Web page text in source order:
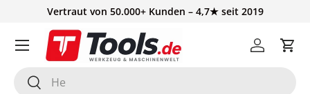
Vertraut von 50.000+ Kunden – 4,7★ seit 2019
Suchen
Suchen
Einloggen